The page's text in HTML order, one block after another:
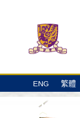
ENG 繁體